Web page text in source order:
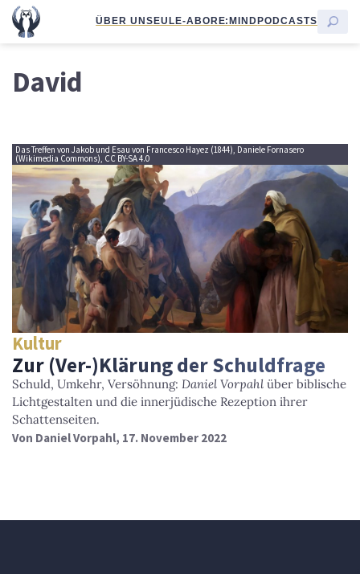
ÜBER UNSEULE-ABORE:MINDPODCASTS
David
Das Treffen von Jakob und Esau von Francesco Hayez (1844), Daniele Fornasero
(Wikimedia Commons), CC BY-SA 4.0
Kultur
Zur (Ver-)Klärung der Schuldfrage
Schuld, Umkehr, Versöhnung: Daniel Vorpahl über biblische
Lichtgestalten und die innerjüdische Rezeption ihrer
Schattenseiten.
Von Daniel Vorpahl, 17. November 2022